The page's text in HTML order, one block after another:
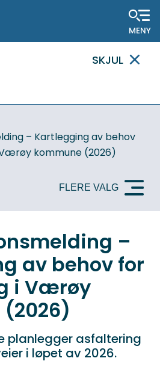
MELDING
SKJUL
– Kartlegging av behov
kommune (2026)
FLERE VALG
–
av behov for
i Værøy
planlegger asfaltering
i løpet av 2026.